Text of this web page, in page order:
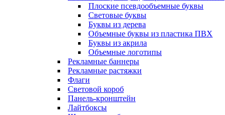
Плоские псевдообъемные буквы
Световые буквы
Буквы из дерева
Объемные буквы из пластика ПВХ
Буквы из акрила
Объемные логотипы
Рекламные баннеры
Рекламные растяжки
Флаги
Световой короб
Панель-кронштейн
Лайтбоксы